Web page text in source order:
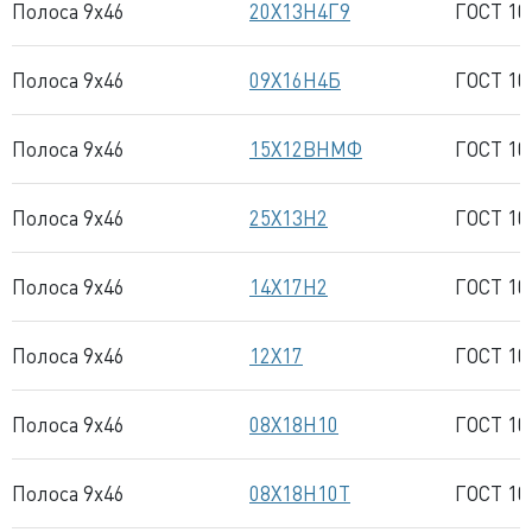
Полоса 9x46 20Х13Н4Г9 ГОСТ
Полоса 9x46 09Х16Н4Б ГОСТ
Полоса 9x46 15Х12ВНМФ ГОСТ
Полоса 9x46 25Х13Н2 ГОСТ
Полоса 9x46 14Х17Н2 ГОСТ
Полоса 9x46 12Х17 ГОСТ
Полоса 9x46 08Х18Н10 ГОСТ
Полоса 9x46 08Х18Н10Т ГОСТ